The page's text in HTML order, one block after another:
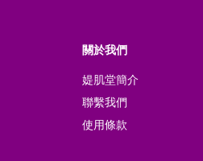
關於我們
媞肌堂簡介
聯繫我們
使用條款